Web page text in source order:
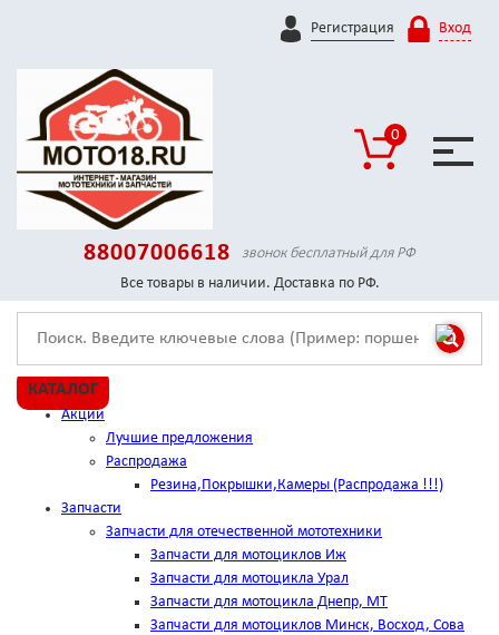
Регистрация Вход
0
88007006618
звонок бесплатный для РФ
Все товары в наличии. Доставка по РФ.
КАТАЛОГ
Акции
Лучшие предложения
Распродажа
Резина,Покрышки,Камеры (Распродажа !!!)
Запчасти
Запчасти для отечественной мототехники
Запчасти для мотоциклов Иж
Запчасти для мотоцикла Урал
Запчасти для мотоцикла Днепр, МТ
Запчасти для мотоциклов Минск, Восход, Сова